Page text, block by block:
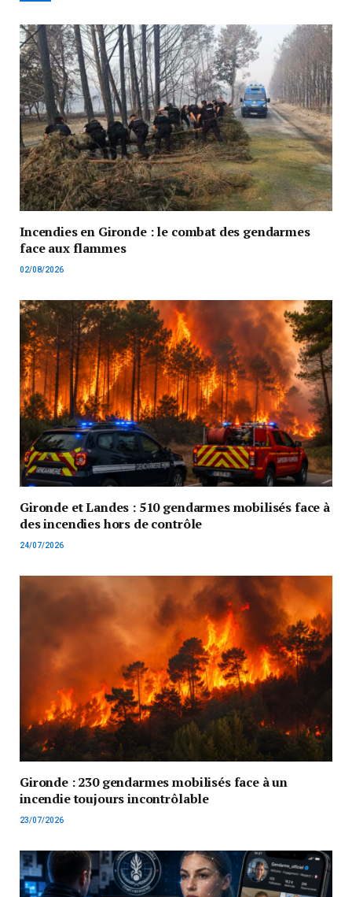
Incendies en Gironde : le combat des gendarmes
face aux flammes
02/08/2026
Gironde et Landes : 510 gendarmes mobilisés face à
des incendies hors de contrôle
24/07/2026
Gironde : 230 gendarmes mobilisés face à un
incendie toujours incontrôlable
23/07/2026